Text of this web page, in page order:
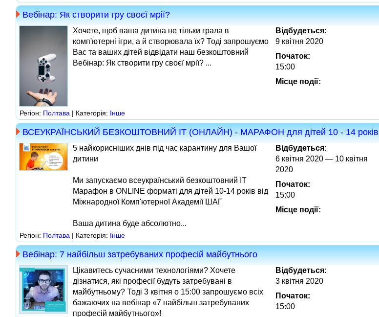
Вебінар: Як створити гру своєї мрії?
Хочете, щоб ваша дитина не тільки грала в
комп'ютерні ігри, а й створювала їх? Тоді запрошуємо
Вас та ваших дітей відвідати наш безкоштовний
Вебінар: Як створити гру своєї мрії? ...
Відбудеться:
9 квітня 2020
Початок:
15:00
Місце події:
Регіон: Полтава | Категорія: Інше
ВСЕУКРАЇНСЬКИЙ БЕЗКОШТОВНИЙ IT (ОНЛАЙН) - МАРАФОН для дітей 10 - 14 років
5 найкорисніших днів під час карантину для Вашої
дитини
Ми запускаємо всеукраїнський безкоштовний IT
Марафон в ONLINE форматі для дітей 10-14 років від
Міжнародної Комп'ютерної Академії ШАГ
Ваша дитина буде абсолютно...
Відбудеться:
6 квітня 2020 — 10 квітня
2020
Початок:
15:00
Місце події:
Регіон: Полтава | Категорія: Інше
Вебінар: 7 найбільш затребуваних професій майбутнього
Цікавитесь сучасними технологіями? Хочете
дізнатися, які професії будуть затребувані в
майбутньому? Тоді 3 квітня о 15:00 запрошуємо всіх
бажаючих на вебінар «7 найбільш затребуваних
професій майбутнього»!
Відбудеться:
3 квітня 2020
Початок:
15:00